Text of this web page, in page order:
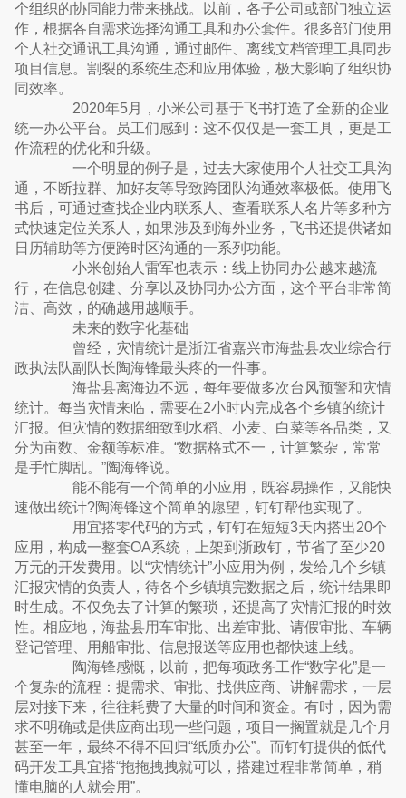
个组织的协同能力带来挑战。以前，各子公司或部门独立运
作，根据各自需求选择沟通工具和办公套件。很多部门使用
个人社交通讯工具沟通，通过邮件、离线文档管理工具同步
项目信息。割裂的系统生态和应用体验，极大影响了组织协
同效率。
2020年5月，小米公司基于飞书打造了全新的企业
统一办公平台。员工们感到：这不仅仅是一套工具，更是工
作流程的优化和升级。
一个明显的例子是，过去大家使用个人社交工具沟
通，不断拉群、加好友等导致跨团队沟通效率极低。使用飞
书后，可通过查找企业内联系人、查看联系人名片等多种方
式快速定位关系人，如果涉及到海外业务，飞书还提供诸如
日历辅助等方便跨时区沟通的一系列功能。
小米创始人雷军也表示：线上协同办公越来越流
行，在信息创建、分享以及协同办公方面，这个平台非常简
洁、高效，的确越用越顺手。
未来的数字化基础
曾经，灾情统计是浙江省嘉兴市海盐县农业综合行
政执法队副队长陶海锋最头疼的一件事。
海盐县离海边不远，每年要做多次台风预警和灾情
统计。每当灾情来临，需要在2小时内完成各个乡镇的统计
汇报。但灾情的数据细致到水稻、小麦、白菜等各品类，又
分为亩数、金额等标准。“数据格式不一，计算繁杂，常常
是手忙脚乱。”陶海锋说。
能不能有一个简单的小应用，既容易操作，又能快
速做出统计?陶海锋这个简单的愿望，钉钉帮他实现了。
用宜搭零代码的方式，钉钉在短短3天内搭出20个
应用，构成一整套OA系统，上架到浙政钉，节省了至少20
万元的开发费用。以“灾情统计”小应用为例，发给几个乡镇
汇报灾情的负责人，待各个乡镇填完数据之后，统计结果即
时生成。不仅免去了计算的繁琐，还提高了灾情汇报的时效
性。相应地，海盐县用车审批、出差审批、请假审批、车辆
登记管理、用船审批、信息报送等应用也都快速上线。
陶海锋感慨，以前，把每项政务工作“数字化”是一
个复杂的流程：提需求、审批、找供应商、讲解需求，一层
层对接下来，往往耗费了大量的时间和资金。有时，因为需
求不明确或是供应商出现一些问题，项目一搁置就是几个月
甚至一年，最终不得不回归“纸质办公”。而钉钉提供的低代
码开发工具宜搭“拖拖拽拽就可以，搭建过程非常简单，稍
懂电脑的人就会用”。